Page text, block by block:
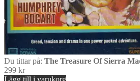
Du tittar på: The Treasure Of Sierra
299 kr
Lägg till i varukorg